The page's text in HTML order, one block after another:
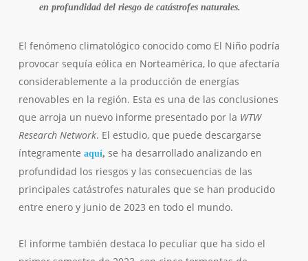
en profundidad del riesgo de catástrofes naturales.
El fenómeno climatológico conocido como El Niño podría
provocar sequía eólica en Norteamérica, lo que afectaría
considerablemente a la producción de energías
renovables en la región. Esta es una de las conclusiones
que arroja un nuevo informe presentado por la WTW
Research Network. El estudio, que puede descargarse
íntegramente aquí, se ha desarrollado analizando en
profundidad los riesgos y las consecuencias de las
principales catástrofes naturales que se han producido
entre enero y junio de 2023 en todo el mundo.
El informe también destaca lo peculiar que ha sido el